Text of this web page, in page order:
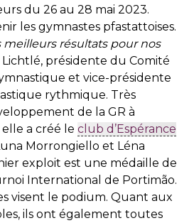
du 26 au 28 mai 2023.
les gymnastes pfastattoises.
meilleurs résultats pour nos
présidente du Comité
et vice-présidente
rythmique. Très
de la GR à
elle a créé le club d’Espérance
Morrongiello et Léna
exploit est une médaille de
International de Portimão.
visent le podium. Quant aux
ils ont également toutes